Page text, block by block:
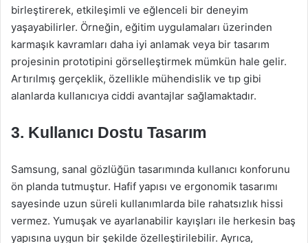
birleştirerek, etkileşimli ve eğlenceli bir deneyim
yaşayabilirler. Örneğin, eğitim uygulamaları üzerinden
karmaşık kavramları daha iyi anlamak veya bir tasarım
projesinin prototipini görselleştirmek mümkün hale gelir.
Artırılmış gerçeklik, özellikle mühendislik ve tıp gibi
alanlarda kullanıcıya ciddi avantajlar sağlamaktadır.
3. Kullanıcı Dostu Tasarım
Samsung, sanal gözlüğün tasarımında kullanıcı konforunu
ön planda tutmuştur. Hafif yapısı ve ergonomik tasarımı
sayesinde uzun süreli kullanımlarda bile rahatsızlık hissi
vermez. Yumuşak ve ayarlanabilir kayışları ile herkesin baş
yapısına uygun bir şekilde özelleştirilebilir. Ayrıca,